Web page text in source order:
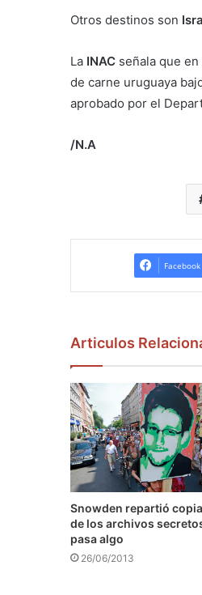
Otros destinos son
La INAC señala que
de carne uruguaya
aprobado por el
/N.A
Facebook
Articulos
Snowden repartió
de los archivos
pasa algo
26/06/2013